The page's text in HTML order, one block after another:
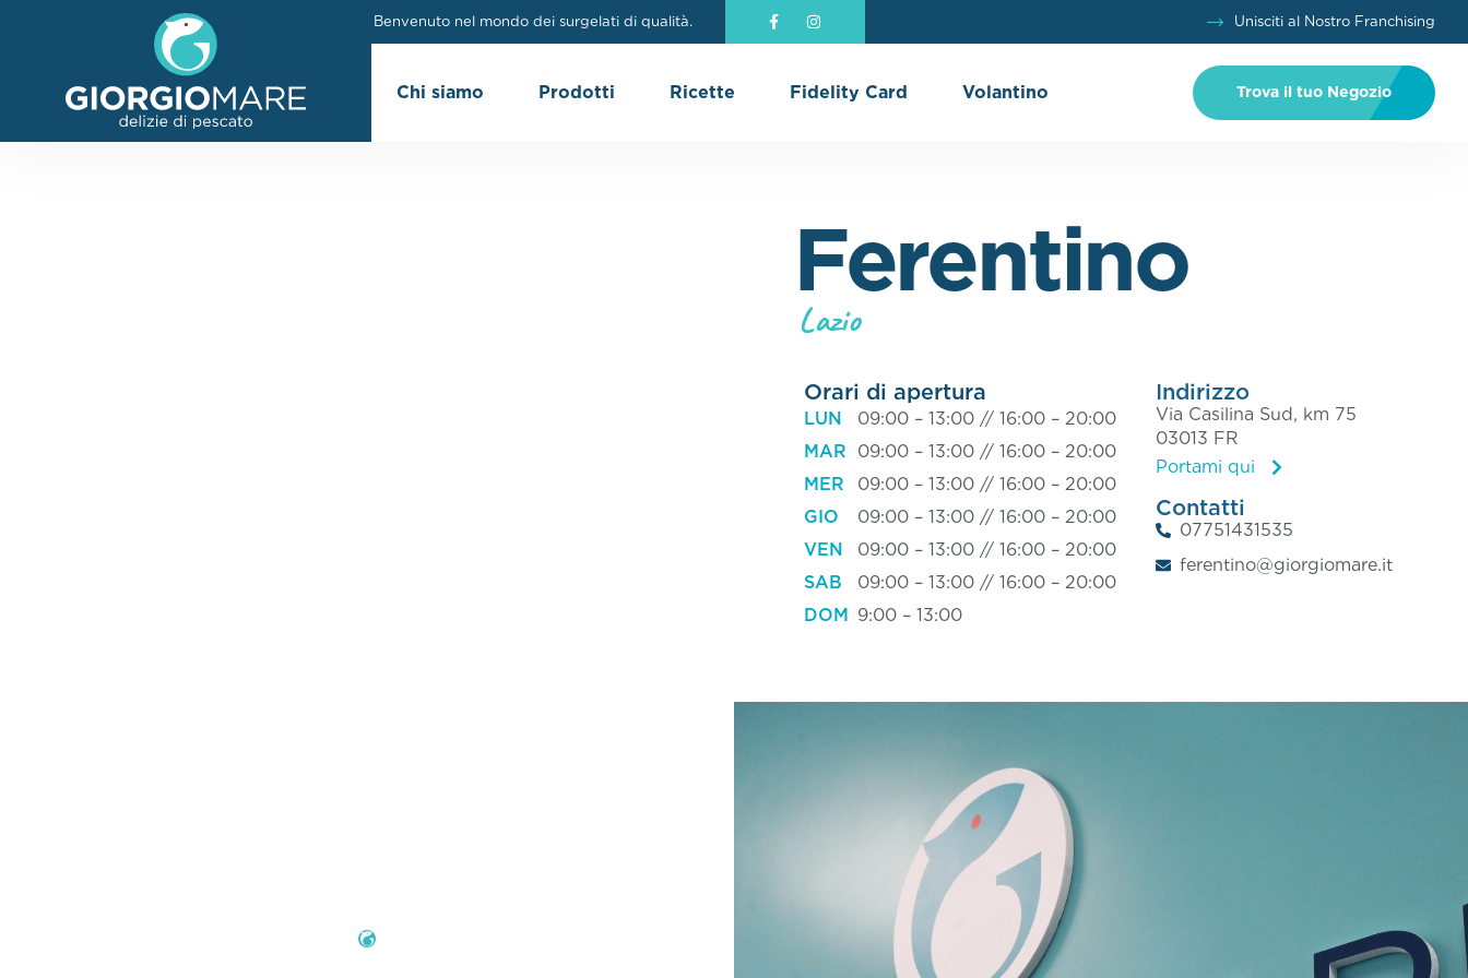
Benvenuto nel mondo dei surgelati di qualità. Unisciti al Nostro Franchising
Chi siamo Prodotti Ricette Fidelity Card Volantino Trova il tuo Negozio
Ferentino
Lazio
Orari di apertura
LUN
MAR
MER
GIO
VEN
SAB
DOM
09:00 – 13:00 // 16:00 – 20:00
09:00 – 13:00 // 16:00 – 20:00
09:00 – 13:00 // 16:00 – 20:00
09:00 – 13:00 // 16:00 – 20:00
09:00 – 13:00 // 16:00 – 20:00
09:00 – 13:00 // 16:00 – 20:00
9:00 – 13:00
Indirizzo
Via Casilina Sud, km 75
03013 FR
Portami qui
Contatti
07751431535
ferentino@giorgiomare.it